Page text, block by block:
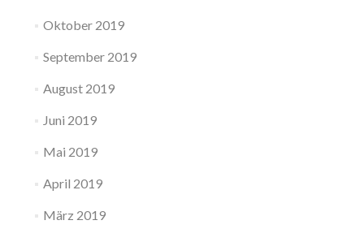
Oktober 2019
September 2019
August 2019
Juni 2019
Mai 2019
April 2019
März 2019